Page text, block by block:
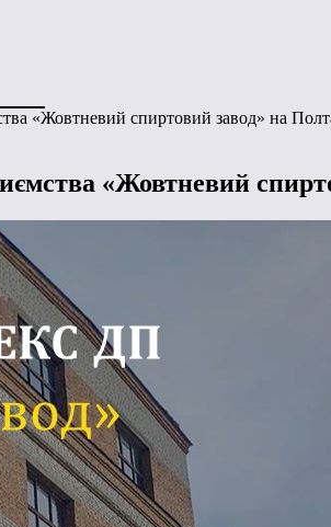
«Жовтневий спиртовий завод» на
«Жовтневий